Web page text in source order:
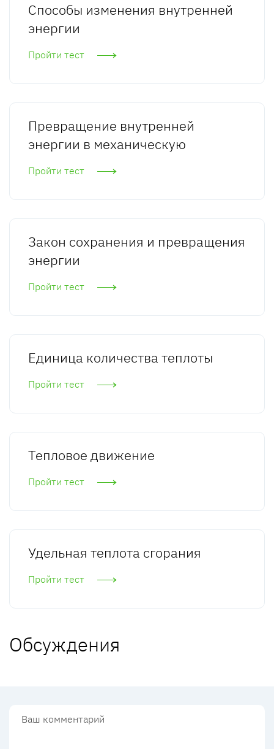
Способы изменения внутренней
энергии
Пройти тест
Превращение внутренней
энергии в механическую
Пройти тест
Закон сохранения и превращения
энергии
Пройти тест
Единица количества теплоты
Пройти тест
Тепловое движение
Пройти тест
Удельная теплота сгорания
Пройти тест
Обсуждения